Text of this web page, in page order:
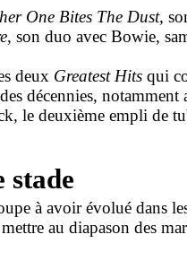
One Bites The Dust,
, son duo avec Bowie,
deux Greatest Hits qui
décennies,
le deuxième empli de
stade
à avoir évolué dans
au diapason des